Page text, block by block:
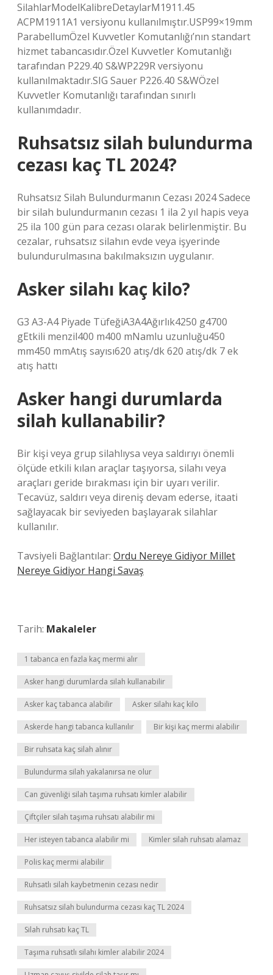
SilahlarModelKalibreDetaylarM1911.45
ACPM1911A1 versiyonu kullanılmıştır.USP99×19mm
ParabellumÖzel Kuvvetler Komutanlığı’nın standart
hizmet tabancasıdır.Özel Kuvvetler Komutanlığı
tarafından P229.40 S&WP229R versiyonu
kullanılmaktadır.SIG Sauer P226.40 S&WÖzel
Kuvvetler Komutanlığı tarafından sınırlı
kullanımdadır.
Ruhsatsız silah bulundurma
cezası kaç TL 2024?
Ruhsatsız Silah Bulundurmanın Cezası 2024 Sadece
bir silah bulundurmanın cezası 1 ila 2 yıl hapis veya
25 ila 100 gün para cezası olarak belirlenmiştir. Bu
cezalar, ruhsatsız silahın evde veya işyerinde
bulundurulmasına bakılmaksızın uygulanır.
Asker silahı kaç kilo?
G3 A3-A4 Piyade TüfeğiA3A4Ağırlık4250 g4700
gEtkili menzil400 m400 mNamlu uzunluğu450
mm450 mmAtış sayısı620 atış/dk 620 atış/dk 7 ek
atış hattı
Asker hangi durumlarda
silah kullanabilir?
Bir kişi veya grup silahlıysa veya saldırıyı önemli
ölçüde etkili kılan araçlar taşıyorsa, silahı veya
araçları geride bırakması için bir uyarı verilir.
Tecavüz, saldırı veya direniş devam ederse, itaati
sağlayacak bir seviyeden başlayarak silahlar
kullanılır.
Tavsiyeli Bağlantılar: Ordu Nereye Gidiyor Millet
Nereye Gidiyor Hangi Savaş
Tarih: Makaleler
1 tabanca en fazla kaç mermi alır
Asker hangi durumlarda silah kullanabilir
Asker kaç tabanca alabilir Asker silahı kaç kilo
Askerde hangi tabanca kullanılır Bir kişi kaç mermi alabilir
Bir ruhsata kaç silah alınır
Bulundurma silah yakalanırsa ne olur
Can güvenliği silah taşıma ruhsatı kimler alabilir
Çiftçiler silah taşıma ruhsatı alabilir mi
Her isteyen tabanca alabilir mi Kimler silah ruhsatı alamaz
Polis kaç mermi alabilir
Ruhsatlı silah kaybetmenin cezası nedir
Ruhsatsız silah bulundurma cezası kaç TL 2024
Silah ruhsatı kaç TL
Taşıma ruhsatlı silahı kimler alabilir 2024